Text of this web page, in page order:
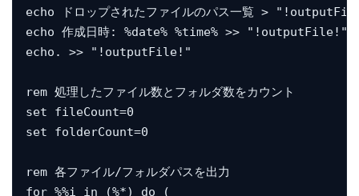
echo ドロップされたファイルのパス一覧 >
echo 作成日時: %date% %time% >> "!outputFile!"
echo. >> "!outputFile!"
rem 処理したファイル数とフォルダ数をカウント
set fileCount=0
set folderCount=0
rem 各ファイル/フォルダパスを出力
for %%i in (%*) do (